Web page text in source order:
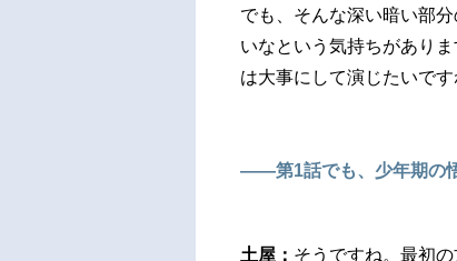
でも、そんな深い暗い部
いなという気持ちがあり
は大事にして演じたいです
――第1話でも、少年期の
土屋： そうですね。最初